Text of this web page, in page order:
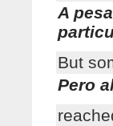
A
But
Pero